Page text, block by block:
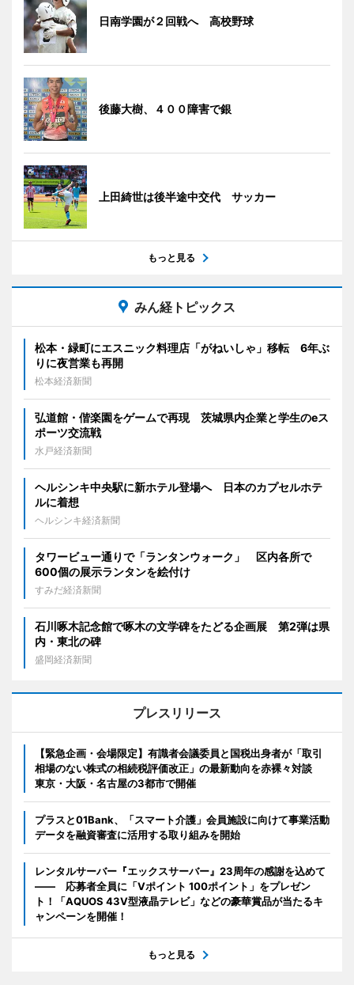
日南学園が２回戦へ 高校野球
後藤大樹、４００障害で銀
上田綺世は後半途中交代 サッカー
もっと見る
みん経トピックス
松本・緑町にエスニック料理店「がねいしゃ」移転 6年ぶ
りに夜営業も再開
松本経済新聞
弘道館・偕楽園をゲームで再現 茨城県内企業と学生のeス
ポーツ交流戦
水戸経済新聞
ヘルシンキ中央駅に新ホテル登場へ 日本のカプセルホテ
ルに着想
ヘルシンキ経済新聞
タワービュー通りで「ランタンウォーク」 区内各所で
600個の展示ランタンを絵付け
すみだ経済新聞
石川啄木記念館で啄木の文学碑をたどる企画展 第2弾は県
内・東北の碑
盛岡経済新聞
プレスリリース
【緊急企画・会場限定】有識者会議委員と国税出身者が「取引
相場のない株式の相続税評価改正」の最新動向を赤裸々対談
東京・大阪・名古屋の3都市で開催
プラスと01Bank、「スマート介護」会員施設に向けて事業活動
データを融資審査に活用する取り組みを開始
レンタルサーバー『エックスサーバー』23周年の感謝を込めて
―― 応募者全員に「Vポイント 100ポイント」をプレゼン
ト！「AQUOS 43V型液晶テレビ」などの豪華賞品が当たるキ
ャンペーンを開催！
もっと見る